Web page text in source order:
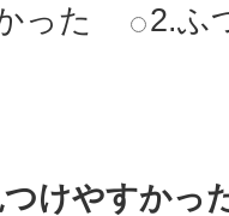
った
2.ふ
けやすかっ